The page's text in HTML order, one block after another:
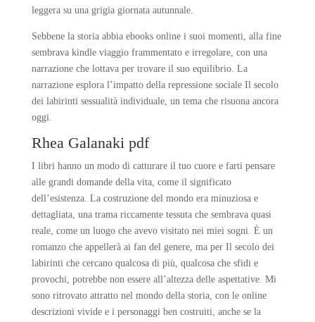
leggera su una grigia giornata autunnale.
Sebbene la storia abbia ebooks online i suoi momenti, alla fine
sembrava kindle viaggio frammentato e irregolare, con una
narrazione che lottava per trovare il suo equilibrio. La
narrazione esplora l’impatto della repressione sociale Il secolo
dei labirinti sessualità individuale, un tema che risuona ancora
oggi.
Rhea Galanaki pdf
I libri hanno un modo di catturare il tuo cuore e farti pensare
alle grandi domande della vita, come il significato
dell’esistenza. La costruzione del mondo era minuziosa e
dettagliata, una trama riccamente tessuta che sembrava quasi
reale, come un luogo che avevo visitato nei miei sogni. È un
romanzo che appellerà ai fan del genere, ma per Il secolo dei
labirinti che cercano qualcosa di più, qualcosa che sfidi e
provochi, potrebbe non essere all’altezza delle aspettative. Mi
sono ritrovato attratto nel mondo della storia, con le online
descrizioni vivide e i personaggi ben costruiti, anche se la